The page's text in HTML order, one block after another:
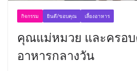
กิจกรรม ยินดี/ขอบคุณ เลี้ยงอาหาร
คุณแม่หมวย และครอบ
อาหารกลางวัน